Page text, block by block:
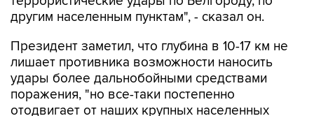
другим населенным пунктам", - сказал он.
Президент заметил, что глубина в 10-17 км не
лишает противника возможности наносить
удары более дальнобойными средствами
поражения, "но все-таки постепенно
отодвигает от наших крупных населенных